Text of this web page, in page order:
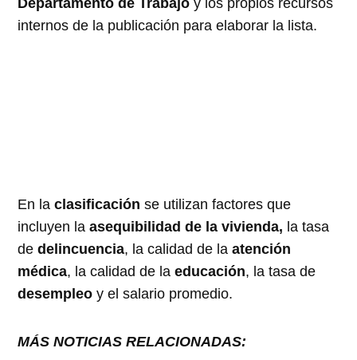
Departamento de Trabajo y los propios recursos
internos de la publicación para elaborar la lista.
En laclasificaciónse utilizan factores que
incluyen laasequibilidad de la vivienda, la tasa
dedelincuencia, la calidad de laatención
médica, la calidad de laeducación, la tasa de
desempleoy el salario promedio.
MÁS NOTICIAS RELACIONADAS: